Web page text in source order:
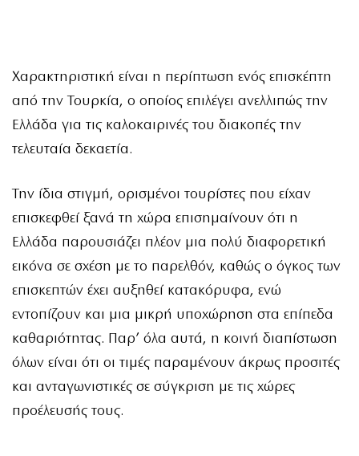
Χαρακτηριστική είναι η περίπτωση ενός επισκέπτη
από την Τουρκία, ο οποίος επιλέγει ανελλιπώς την
Ελλάδα για τις καλοκαιρινές του διακοπές την
τελευταία δεκαετία.
Την ίδια στιγμή, ορισμένοι τουρίστες που είχαν
επισκεφθεί ξανά τη χώρα επισημαίνουν ότι η
Ελλάδα παρουσιάζει πλέον μια πολύ διαφορετική
εικόνα σε σχέση με το παρελθόν, καθώς ο όγκος των
επισκεπτών έχει αυξηθεί κατακόρυφα, ενώ
εντοπίζουν και μια μικρή υποχώρηση στα επίπεδα
καθαριότητας. Παρ’ όλα αυτά, η κοινή διαπίστωση
όλων είναι ότι οι τιμές παραμένουν άκρως προσιτές
και ανταγωνιστικές σε σύγκριση με τις χώρες
προέλευσής τους.